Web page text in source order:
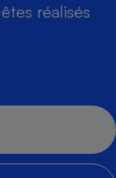
réalisés